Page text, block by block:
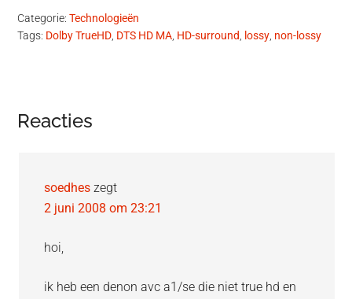
Categorie:Technologieën
Tags: Dolby TrueHD, DTS HD MA, HD-surround, lossy, non-lossy
Lees
Reacties
soedhes zegt
2 juni 2008 om 23:21
hoi,
ik heb een denon avc a1/se die niet true hd en